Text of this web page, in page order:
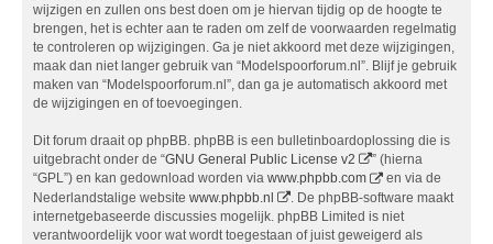
wijzigen en zullen ons best doen om je hiervan tijdig op de hoogte te
brengen, het is echter aan te raden om zelf de voorwaarden regelmatig
te controleren op wijzigingen. Ga je niet akkoord met deze wijzigingen,
maak dan niet langer gebruik van “Modelspoorforum.nl”. Blijf je gebruik
maken van “Modelspoorforum.nl”, dan ga je automatisch akkoord met
de wijzigingen en of toevoegingen.
Dit forum draait op phpBB. phpBB is een bulletinboardoplossing die is
uitgebracht onder de “GNU General Public License v2
” (hierna
“GPL”) en kan gedownload worden via www.phpbb.com
en via de
Nederlandstalige website www.phpbb.nl
. De phpBB-software maakt
internetgebaseerde discussies mogelijk. phpBB Limited is niet
verantwoordelijk voor wat wordt toegestaan of juist geweigerd als